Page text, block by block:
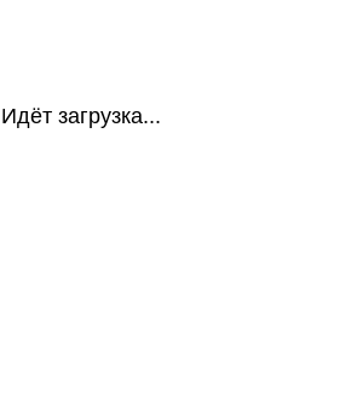
Идёт загрузка...